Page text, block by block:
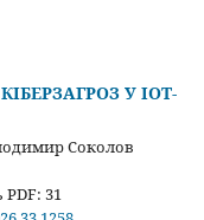
У IOT-
Соколов
31